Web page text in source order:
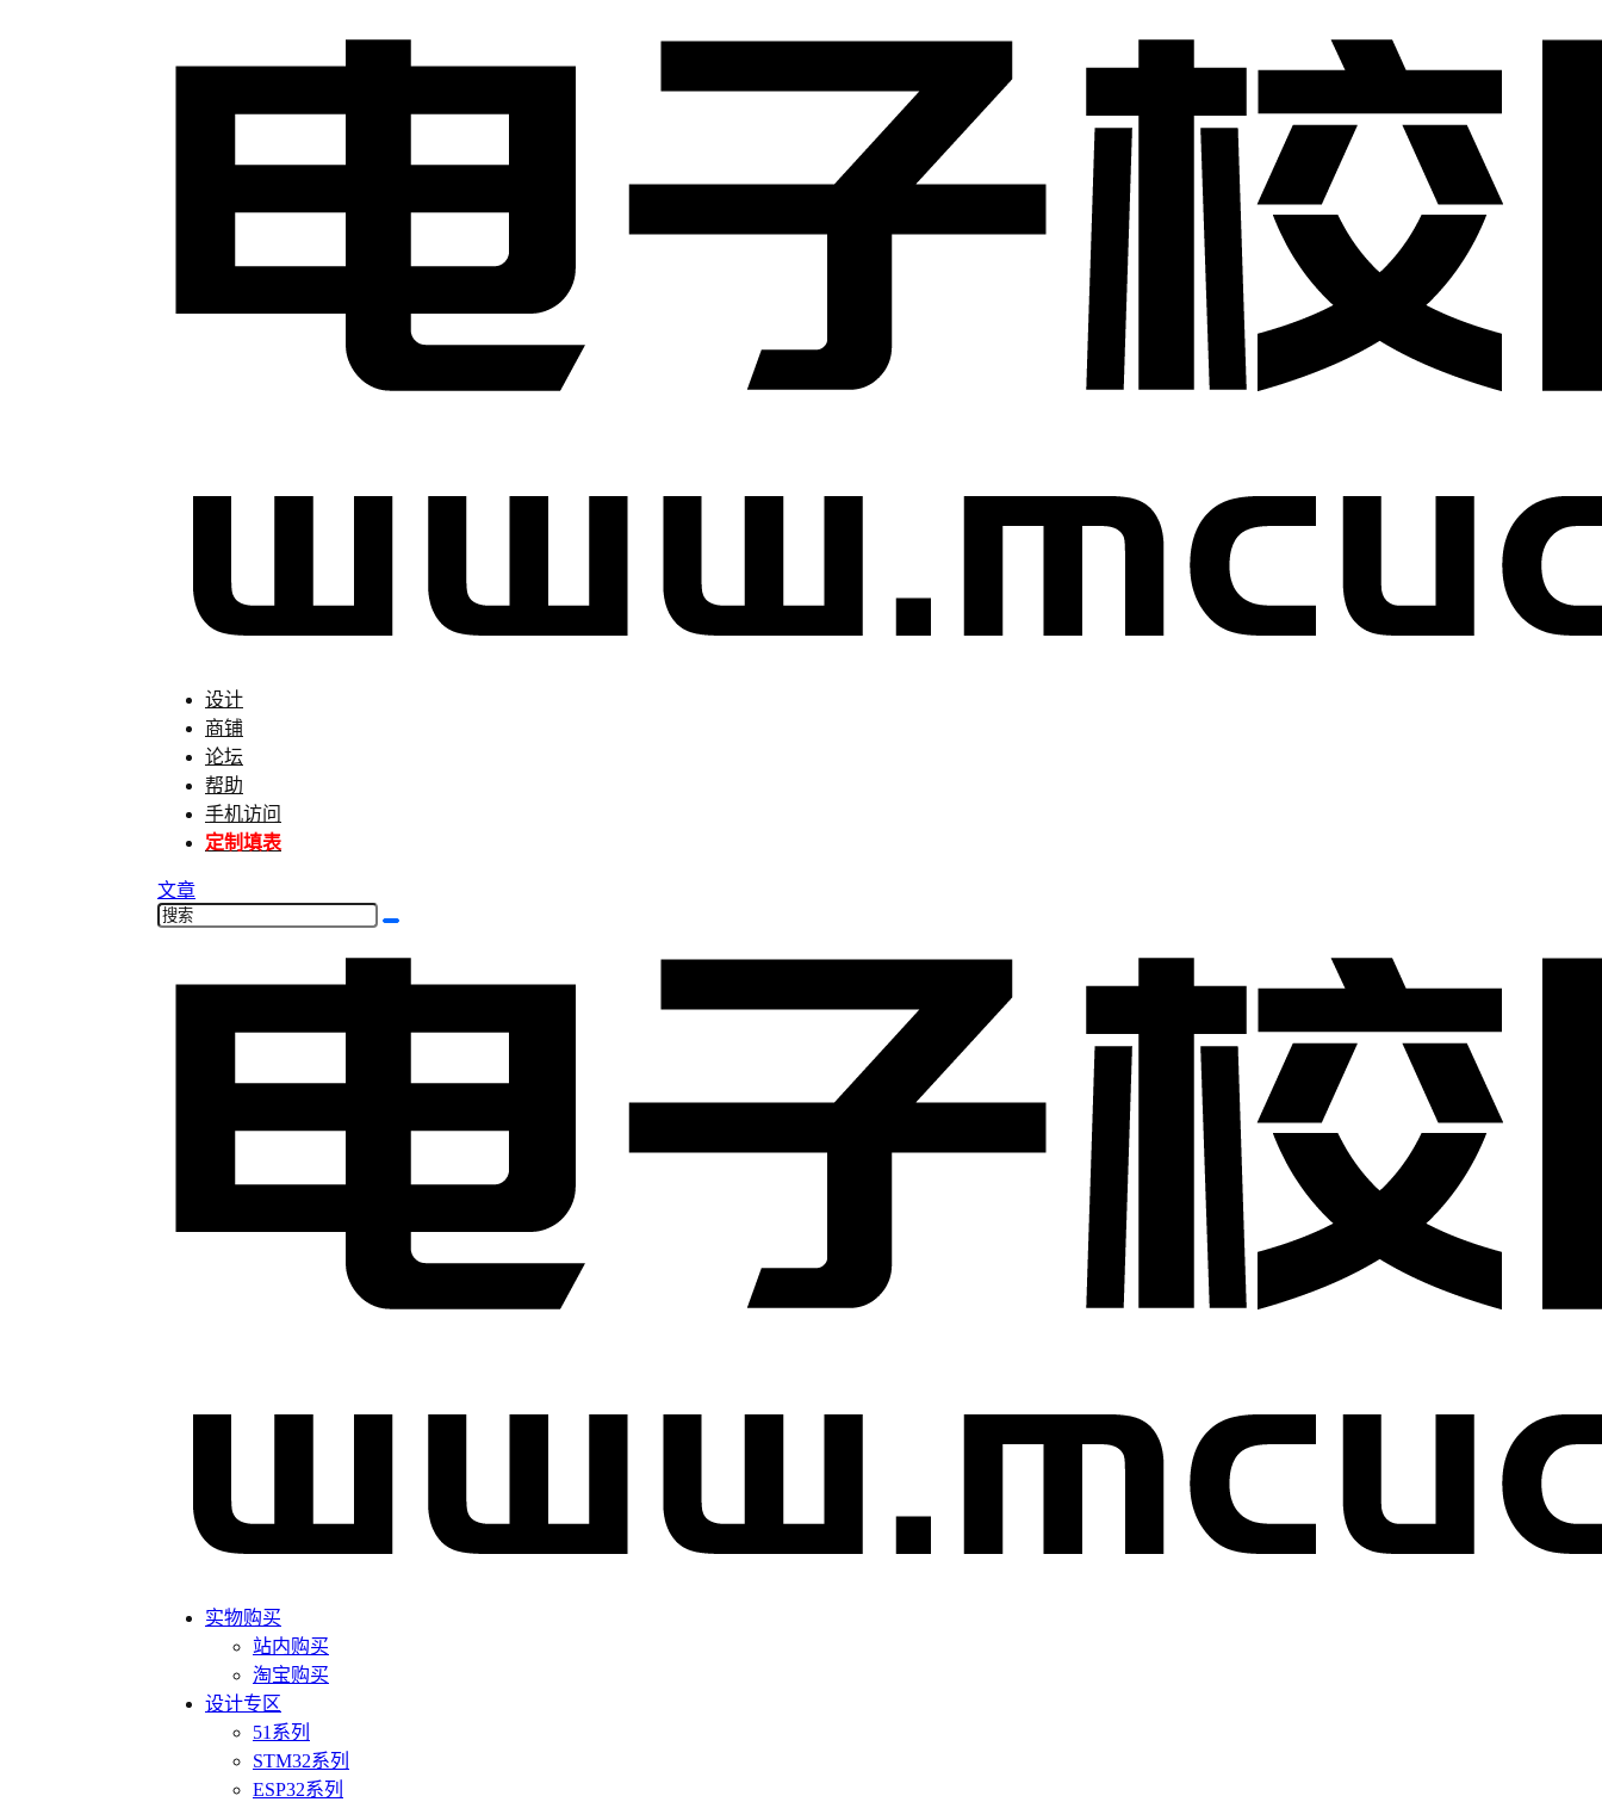
设计
商铺
论坛
帮助
手机访问
定制填表
文章
实物购买
站内购买
淘宝购买
设计专区
51系列
STM32系列
ESP32系列